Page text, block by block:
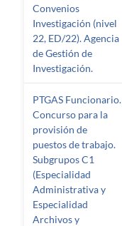
Convenios
Investigación (nivel
22, ED/22). Agencia
de Gestión de
Investigación.
PTGAS Funcionario.
Concurso para la
provisión de
puestos de trabajo.
Subgrupos C1
(Especialidad
Administrativa y
Especialidad
Archivos y